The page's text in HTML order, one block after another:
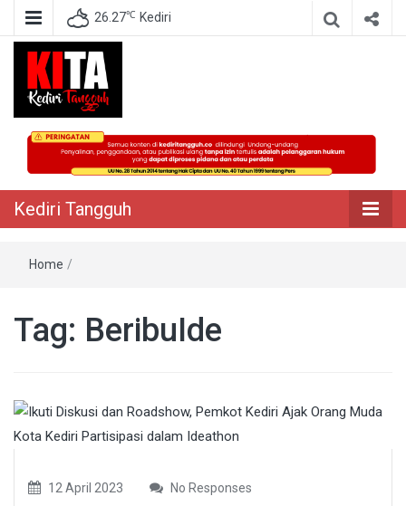
26.27℃ Kediri
Kediri Tangguh
Berita Akurat Terpercaya
Kediri Tangguh
Home /
Tag: BeribuIde
12 April 2023 No Responses